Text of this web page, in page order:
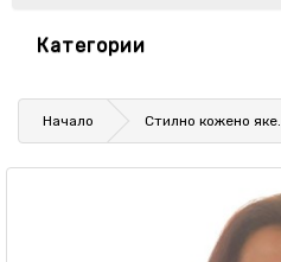
Категории
Начало Стилно кожено яке.